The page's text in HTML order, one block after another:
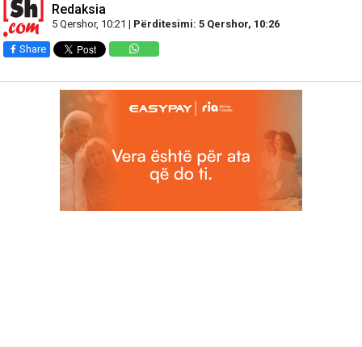
Redaksia
5 Qershor, 10:21 | Përditesimi: 5 Qershor, 10:26
Share